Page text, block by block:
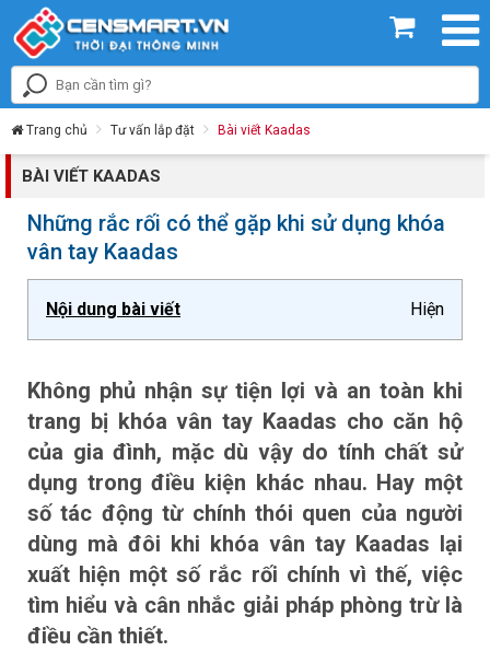
Trang chủ Tư vấn lắp đặt Bài viết Kaadas
BÀI VIẾT KAADAS
Những rắc rối có thể gặp khi sử dụng khóa
vân tay Kaadas
Nội dung bài viết Hiện
Không phủ nhận sự tiện lợi và an toàn khi
trang bị khóa vân tay Kaadas cho căn hộ
của gia đình, mặc dù vậy do tính chất sử
dụng trong điều kiện khác nhau. Hay một
số tác động từ chính thói quen của người
dùng mà đôi khi khóa vân tay Kaadas lại
xuất hiện một số rắc rối chính vì thế, việc
tìm hiểu và cân nhắc giải pháp phòng trừ là
điều cần thiết.